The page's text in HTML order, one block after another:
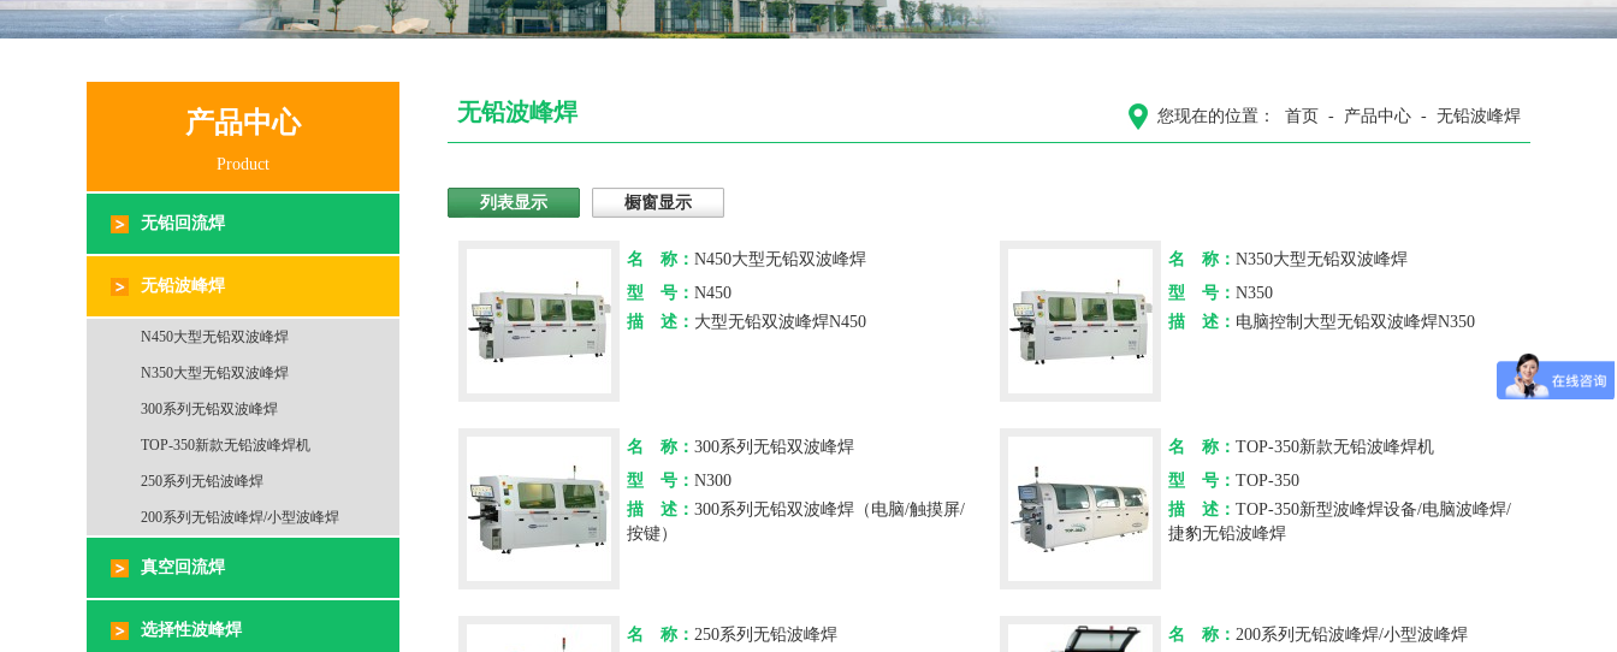
产品中心
Product
无铅回流焊
无铅波峰焊
N450大型无铅双波峰焊
N350大型无铅双波峰焊
300系列无铅双波峰焊
TOP-350新款无铅波峰焊机
250系列无铅波峰焊
200系列无铅波峰焊/小型波峰焊
真空回流焊
选择性波峰焊
您现在的位置： 首页 - 产品中心 - 无铅波峰焊
无铅波峰焊
列表显示 橱窗显示
名 称：N450大型无铅双波峰焊
型 号：N450
描 述： 大型无铅双波峰焊N450
名 称：N350大型无铅双波峰焊
型 号：N350
描 述： 电脑控制大型无铅双波峰焊N350
名 称：300系列无铅双波峰焊
型 号：N300
描 述：300系列无铅双波峰焊（电脑/触摸屏/
按键）
名 称：TOP-350新款无铅波峰焊机
型 号：TOP-350
描 述：TOP-350新型波峰焊设备/电脑波峰焊/
捷豹无铅波峰焊
名 称：250系列无铅波峰焊 名 称：200系列无铅波峰焊/小型波峰焊